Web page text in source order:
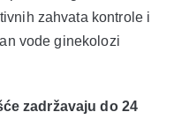
zahvata kontrole i
vode ginekolozi
zadržavaju do 24